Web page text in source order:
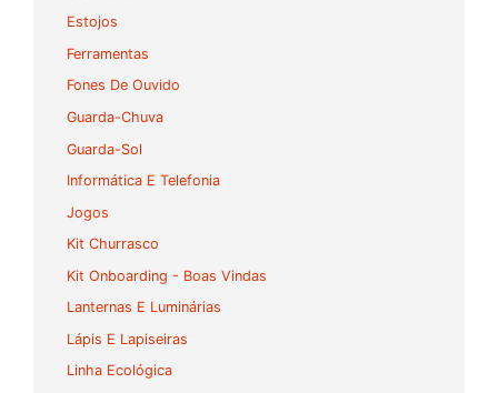
Estojos
Ferramentas
Fones De Ouvido
Guarda-Chuva
Guarda-Sol
Informática E Telefonia
Jogos
Kit Churrasco
Kit Onboarding - Boas Vindas
Lanternas E Luminárias
Lápis E Lapiseiras
Linha Ecológica